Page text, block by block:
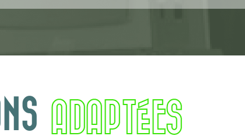
ADAPTÉES